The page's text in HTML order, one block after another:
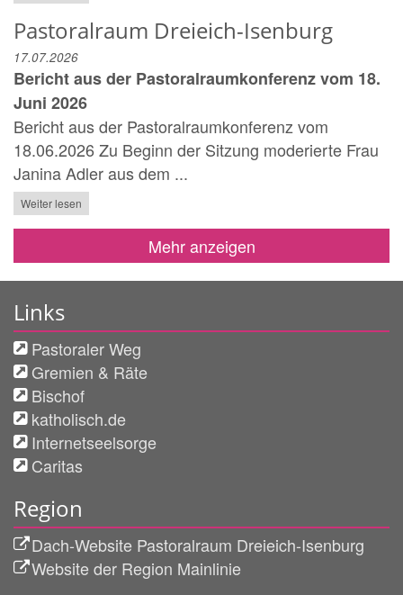
Pastoralraum Dreieich-Isenburg
17.07.2026
Bericht aus der Pastoralraumkonferenz vom 18.
Juni 2026
Bericht aus der Pastoralraumkonferenz vom
18.06.2026 Zu Beginn der Sitzung moderierte Frau
Janina Adler aus dem ...
Weiter lesen
Mehr anzeigen
Links
Pastoraler Weg
Gremien & Räte
Bischof
katholisch.de
Internetseelsorge
Caritas
Region
Dach-Website Pastoralraum Dreieich-Isenburg
Website der Region Mainlinie